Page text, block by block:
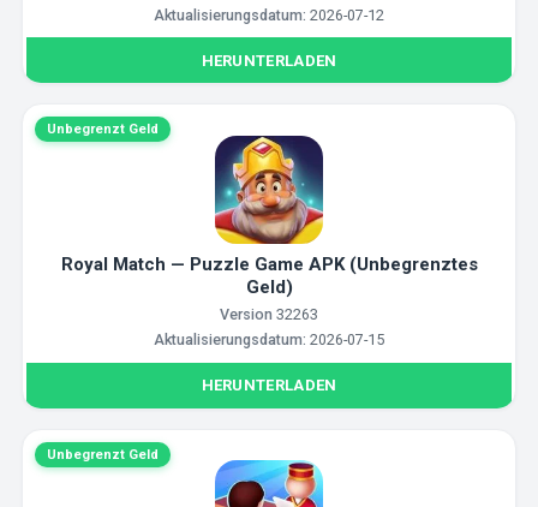
Aktualisierungsdatum: 2026-07-12
HERUNTERLADEN
Unbegrenzt Geld
Royal Match — Puzzle Game APK (Unbegrenztes
Geld)
Version 32263
Aktualisierungsdatum: 2026-07-15
HERUNTERLADEN
Unbegrenzt Geld